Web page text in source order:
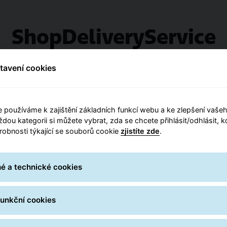
ShopDeliveryService
Boxů, Parcel Shopů a AlzaBoxů) po České
GLS užve vašem
po České
Chorvatsko, Itálie
Lucembursko,
Integrace služby
• Pro doručení do
• Jak ID získat a jak
systému, zjistíte na
cookies
používáme k zajištění základních funkcí webu a ke zlepšení
kategorii si můžete vybrat, zda se chcete přihlásit/odhlásit,
týkající se souborů cookie zjistíte zde.
a technické cookies
cookies